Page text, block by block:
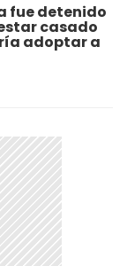
fue detenido
casado
adoptar a